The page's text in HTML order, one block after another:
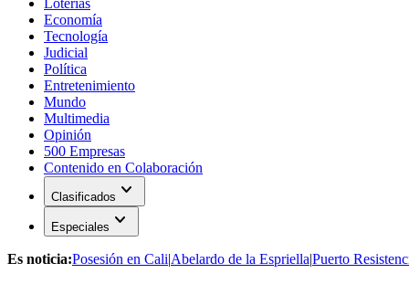
Loterías
Economía
Tecnología
Judicial
Política
Entretenimiento
Mundo
Multimedia
Opinión
500 Empresas
Contenido en Colaboración
Clasificados expand_more
Especiales expand_more
Es noticia:Posesión en Cali|Abelardo de la Espriella|Puerto